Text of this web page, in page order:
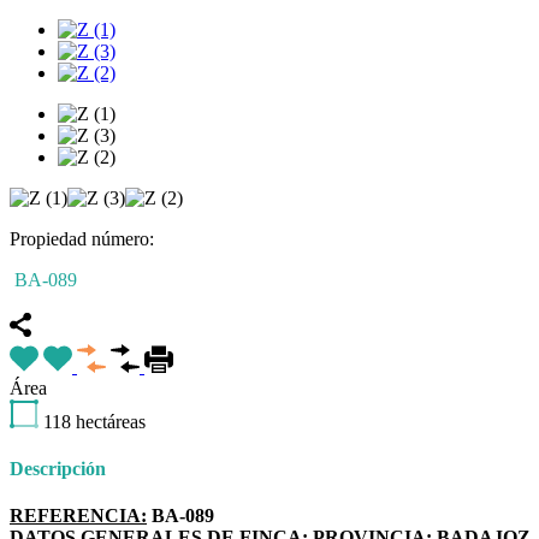
Propiedad número:
BA-089
Área
118 hectáreas
Descripción
REFERENCIA: BA-089